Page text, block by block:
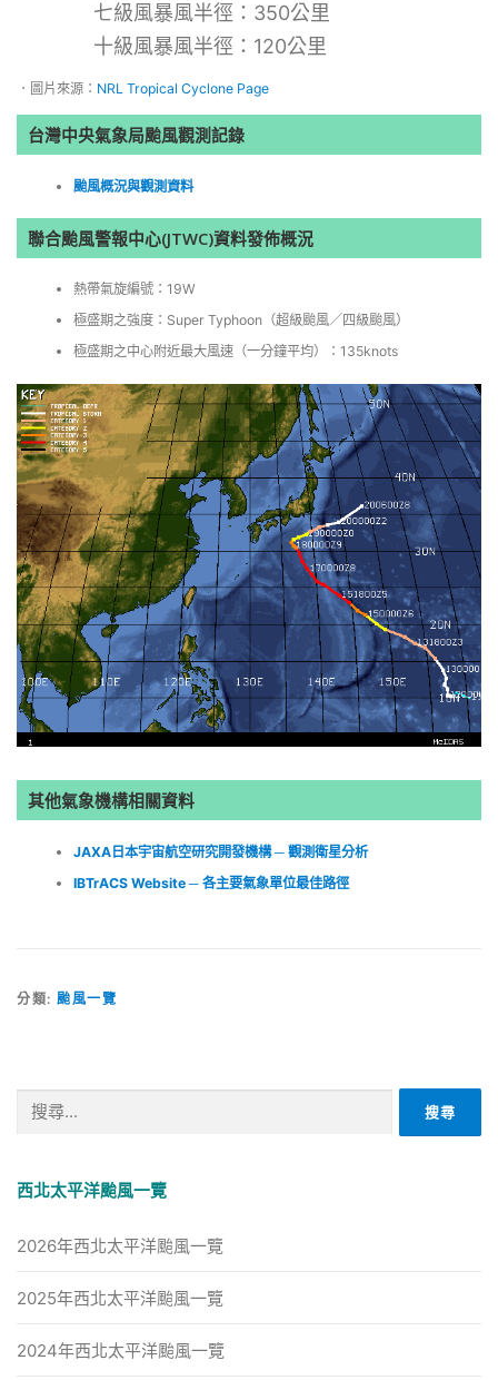
七級風暴風半徑：350公里
十級風暴風半徑：120公里
．圖片來源： NRL Tropical Cyclone Page
台灣中央氣象局颱風觀測記錄
颱風概況與觀測資料
聯合颱風警報中心(JTWC)資料發佈概況
熱帶氣旋編號：19W
極盛期之強度：Super Typhoon（超級颱風／四級颱風）
極盛期之中心附近最大風速（一分鐘平均）：135knots
其他氣象機構相關資料
JAXA日本宇宙航空研究開發機構 ─ 觀測衛星分析
IBTrACS Website ─ 各主要氣象單位最佳路徑
分類: 颱風一覽
字:
西北太平洋颱風一覽
2026年西北太平洋颱風一覽
2025年西北太平洋颱風一覽
2024年西北太平洋颱風一覽